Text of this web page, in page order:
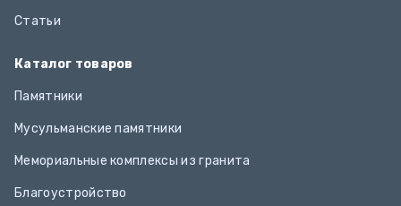
Каталог товаров
Памятники
Мусульманские памятники
Мемориальные комплексы из гранита
Благоустройство
Статьи